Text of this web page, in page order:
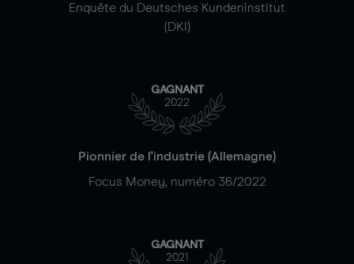
Enquête du Deutsches Kundeninstitut
(DKI)
GAGNANT
2022
Pionnier de l'industrie (Allemagne)
Focus Money, numéro 36/2022
GAGNANT
2021